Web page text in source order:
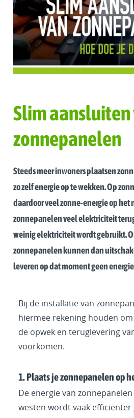
Slim aansluiten
zonnepanelen
Steeds meer inwoners plaatsen
zo zelf energie op te wekken. Op
daardoor veel zonne-energie op het
zonnepanelen veel elektriciteit
weinig elektriciteit wordt gebruikt.
zonnepanelen kunnen dan
leveren op dat moment geen
Bij de installatie van
hiermee rekening houden
de opwek en teruglevering
voorkomen.
1. Plaats je zonnepanelen op
De energie van
westen wordt vaak